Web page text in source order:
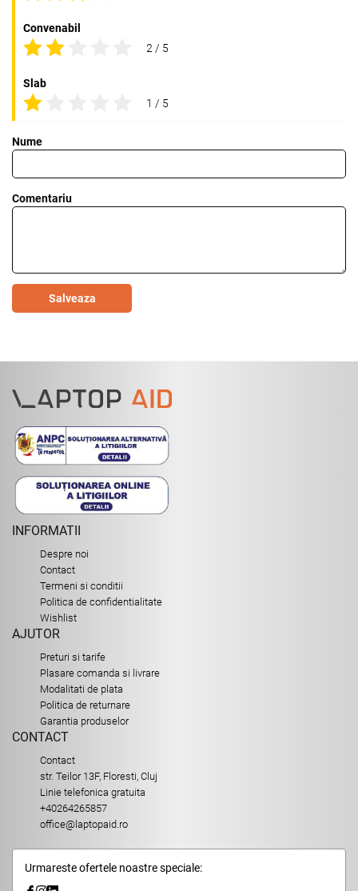
Convenabil
2 / 5
Slab
1 / 5
Nume
Comentariu
Salveaza
INFORMATII
Despre noi
Contact
Termeni si conditii
Politica de confidentialitate
Wishlist
AJUTOR
Preturi si tarife
Plasare comanda si livrare
Modalitati de plata
Politica de returnare
Garantia produselor
CONTACT
Contact
str. Teilor 13F, Floresti, Cluj
Linie telefonica gratuita
+40264265857
office@laptopaid.ro
Urmareste ofertele noastre speciale: